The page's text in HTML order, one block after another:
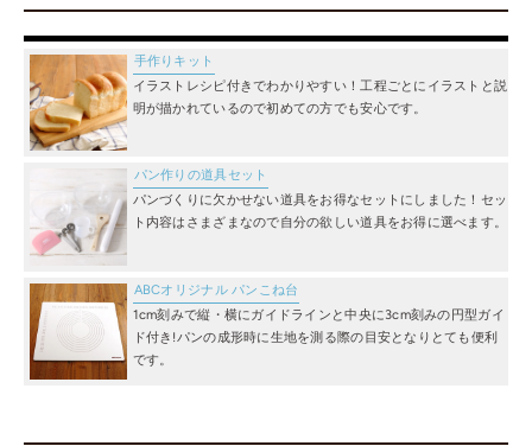
手作りキット
イラストレシピ付きでわかりやすい！工程ごとにイラストと説
明が描かれているので初めての方でも安心です。
パン作りの道具セット
パンづくりに欠かせない道具をお得なセットにしました！セッ
ト内容はさまざまなので自分の欲しい道具をお得に選べます。
ABCオリジナル パンこね台
1cm刻みで縦・横にガイドラインと中央に3cm刻みの円型ガイ
ド付き!パンの成形時に生地を測る際の目安となりとても便利
です。